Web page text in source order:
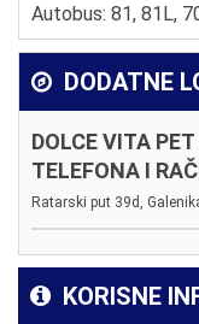
Autobus: 81, 81L,
DODATNE
DOLCE VITA
TELEFONA I
Ratarski put 39d,
KORISNE